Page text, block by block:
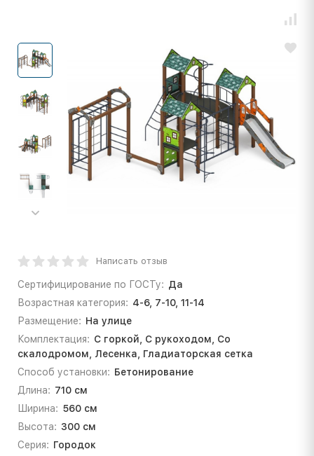
Написать отзыв
Сертифицирование по ГОСТу: Да
Возрастная категория: 4-6, 7-10, 11-14
Размещение: На улице
Комплектация: С горкой, С рукоходом, Со
скалодромом, Лесенка, Гладиаторская сетка
Способ установки: Бетонирование
Длина: 710 см
Ширина: 560 см
Высота: 300 см
Серия: Городок